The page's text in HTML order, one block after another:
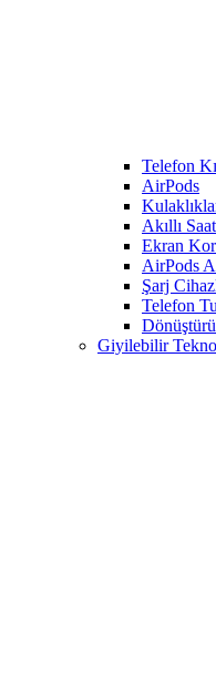
Telefon
AirPods
Akıllı
Ekran
AirPods
Şarj
Telefon
Giyilebilir